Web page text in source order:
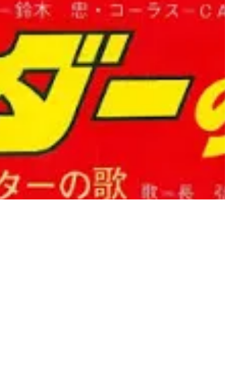
Um contundente documentário em
quadrinhos. O Japão possui em sua
população milhões de adultos de meia-idade
(geralmente homens) que nunca...